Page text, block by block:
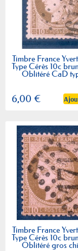
Timbre France
Type Cérès 10c
Oblitéré CaD
6,00 €
Timbre France
Type Cérès 10c
Oblitéré gros